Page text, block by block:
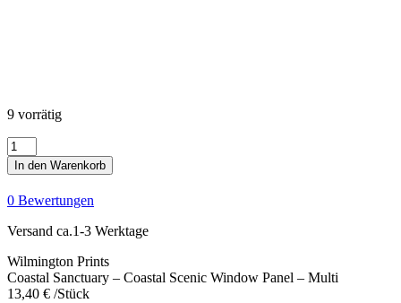
9 vorrätig
Coastal
Sanctuary
-
Coastal
Scenic
Window
Panel
-
Multi
Menge
In den Warenkorb
0 Bewertungen
Versand ca.1-3 Werktage
Wilmington Prints
Coastal Sanctuary – Coastal Scenic Window Panel – Multi
13,40 € /Stück